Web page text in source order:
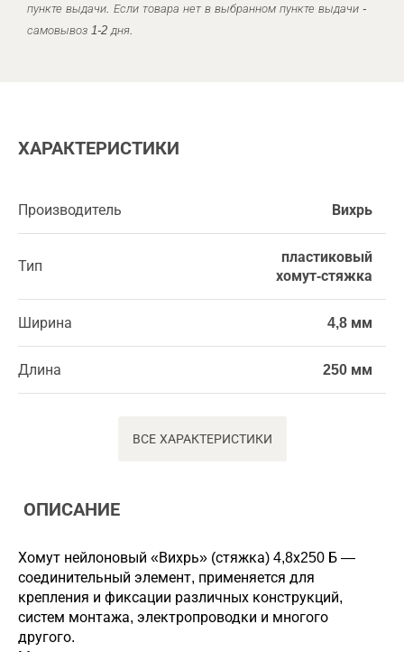
пункте выдачи. Если товара нет в выбранном пункте выдачи -
самовывоз 1-2 дня.
ХАРАКТЕРИСТИКИ
Производитель Вихрь
Тип
пластиковый
хомут-стяжка
Ширина 4,8 мм
Длина 250 мм
ВСЕ ХАРАКТЕРИСТИКИ
ОПИСАНИЕ
Хомут нейлоновый «Вихрь» (стяжка) 4,8х250 Б —
соединительный элемент, применяется для
крепления и фиксации различных конструкций,
систем монтажа, электропроводки и многого
другого.